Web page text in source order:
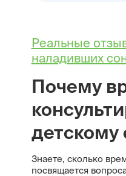
Реальные
наладивших
Почему
детскому
Знаете, сколько
посвящается